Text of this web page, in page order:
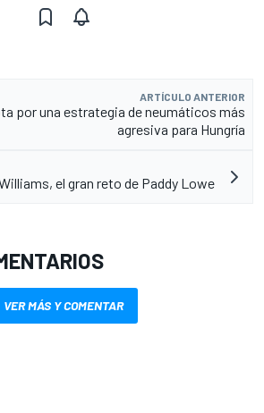
ARTÍCULO ANTERIOR
por una estrategia de neumáticos más
agresiva para Hungría
el gran reto de Paddy Lowe
VER MÁS Y COMENTAR